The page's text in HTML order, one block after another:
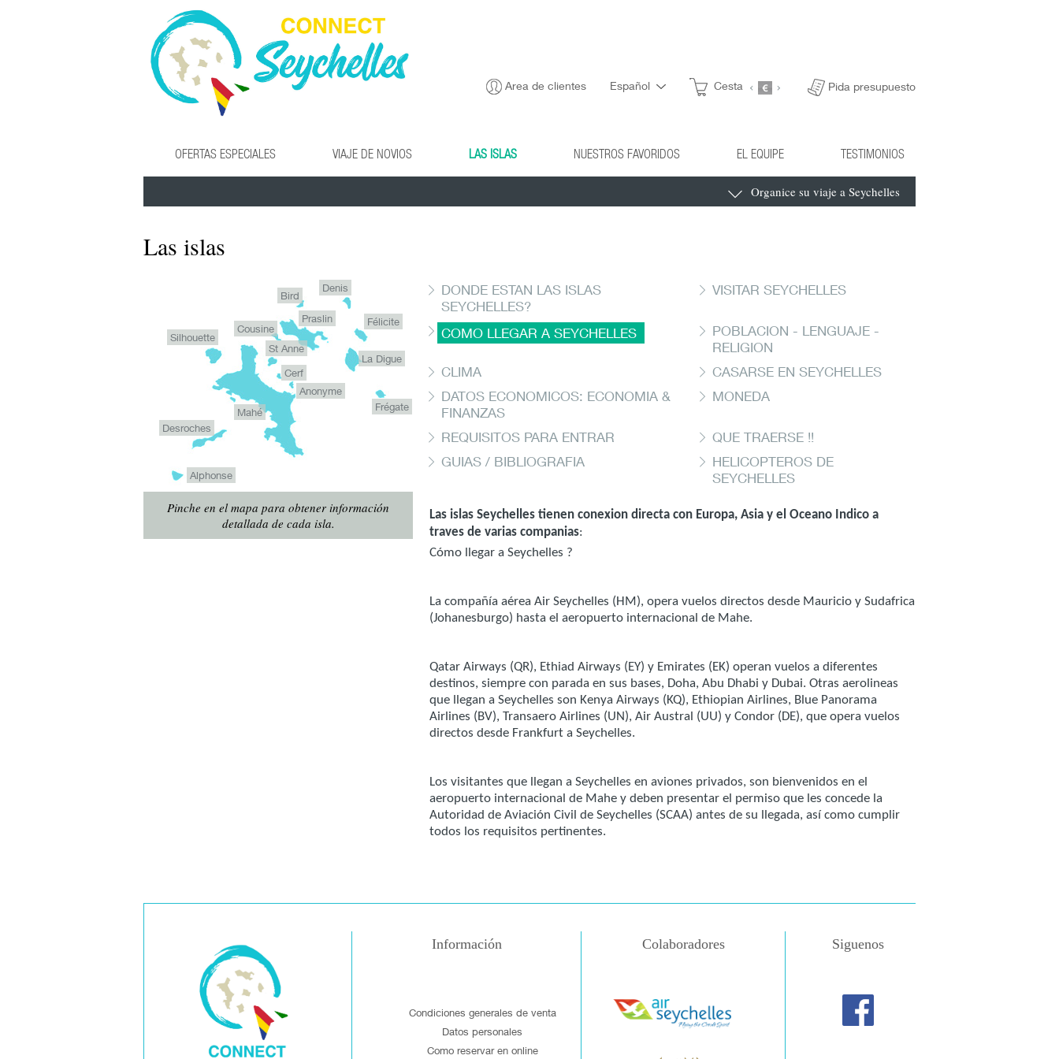
Area de clientes Español Cesta Pida presupuesto
OFERTAS ESPECIALES VIAJE DE NOVIOS LAS ISLAS NUESTROS FAVORIDOS EL EQUIPE TESTIMONIOS
Organice su viaje a Seychelles
Las islas
Alphonse
Desroches
Mahé
Silhouette
Anonyme
Cerf
St Anne
Cousine
Praslin
Bird
Denis
Félicite
La Digue
Frégate
Pinche en el mapa para obtener información
detallada de cada isla.
DONDE ESTAN LAS ISLAS
SEYCHELLES?
VISITAR SEYCHELLES
COMO LLEGAR A SEYCHELLES
POBLACION - LENGUAJE -
RELIGION
CLIMA
CASARSE EN SEYCHELLES
DATOS ECONOMICOS: ECONOMIA &
FINANZAS
MONEDA
REQUISITOS PARA ENTRAR
QUE TRAERSE !!
GUIAS / BIBLIOGRAFIA
HELICOPTEROS DE
SEYCHELLES
Las islas Seychelles tienen conexion directa con Europa, Asia y el Oceano Indico a
traves de varias companias:
Cómo llegar a Seychelles ?
La compañía aérea Air Seychelles (HM), opera vuelos directos desde Mauricio y Sudafrica
(Johanesburgo) hasta el aeropuerto internacional de Mahe.
Qatar Airways (QR), Ethiad Airways (EY) y Emirates (EK) operan vuelos a diferentes
destinos, siempre con parada en sus bases, Doha, Abu Dhabi y Dubai. Otras aerolineas
que llegan a Seychelles son Kenya Airways (KQ), Ethiopian Airlines, Blue Panorama
Airlines (BV), Transaero Airlines (UN), Air Austral (UU) y Condor (DE), que opera vuelos
directos desde Frankfurt a Seychelles.
Los visitantes que llegan a Seychelles en aviones privados, son bienvenidos en el
aeropuerto internacional de Mahe y deben presentar el permiso que les concede la
Autoridad de Aviación Civil de Seychelles (SCAA) antes de su llegada, así como cumplir
todos los requisitos pertinentes.
Información
Condiciones generales de venta
Datos personales
Como reservar en online
Colaboradores Siguenos